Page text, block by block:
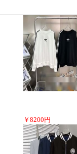
￥ 8200 円